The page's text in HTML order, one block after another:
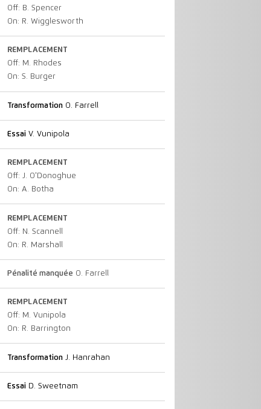
Off: B. Spencer
On: R. Wigglesworth
REMPLACEMENT
Off: M. Rhodes
On: S. Burger
TransformationO. Farrell
EssaiV. Vunipola
REMPLACEMENT
Off: J. O'Donoghue
On: A. Botha
REMPLACEMENT
Off: N. Scannell
On: R. Marshall
Pénalité manquée O. Farrell
REMPLACEMENT
Off: M. Vunipola
On: R. Barrington
TransformationJ. Hanrahan
EssaiD. Sweetnam